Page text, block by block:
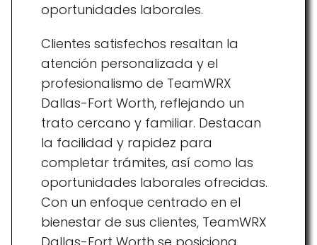
oportunidades laborales.
Clientes satisfechos resaltan la
atención personalizada y el
profesionalismo de TeamWRX
Dallas-Fort Worth, reflejando un
trato cercano y familiar. Destacan
la facilidad y rapidez para
completar trámites, así como las
oportunidades laborales ofrecidas.
Con un enfoque centrado en el
bienestar de sus clientes, TeamWRX